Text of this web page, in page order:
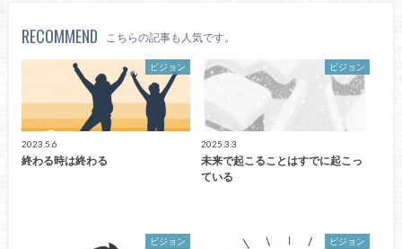
RECOMMEND こちらの記事も人気です。
ビジョン
2023.5.6
終わる時は終わる
ビジョン
2025.3.3
未来で起こることはすでに起こっ
ている
ビジョン ビジョン